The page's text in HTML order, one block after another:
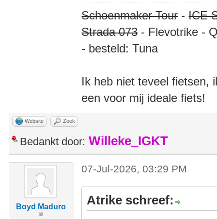
Schoenmaker Tour-ICE
Strada 073- Flevotrike -
- besteld: Tuna
Ik heb niet teveel fietsen,
een voor mij ideale fiets!
Website Zoek
Bedankt door: Willeke_IGKT
Boyd Maduro
07-Jul-2026, 03:29 PM
Atrike schreef: